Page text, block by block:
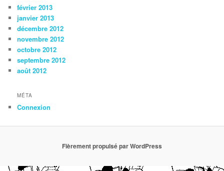
février 2013
janvier 2013
décembre 2012
novembre 2012
octobre 2012
septembre 2012
août 2012
MÉTA
Connexion
Fièrement propulsé par WordPress